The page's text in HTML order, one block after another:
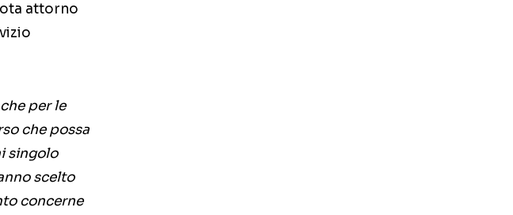
attorno
per le
che possa
singolo
scelto
concerne